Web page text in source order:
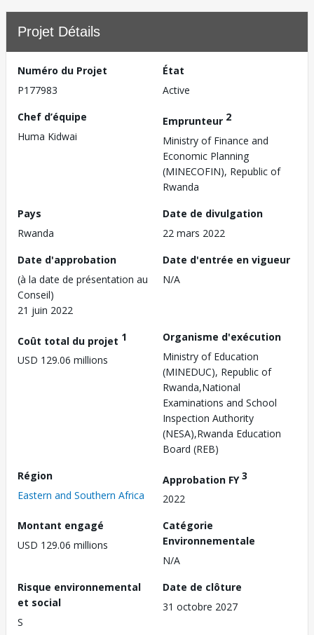
Projet Détails
Numéro du Projet
P177983
État
Active
Chef d’équipe
Huma Kidwai
Emprunteur 2
Ministry of Finance and
Economic Planning
(MINECOFIN), Republic of
Rwanda
Pays
Rwanda
Date de divulgation
22 mars 2022
Date d'approbation
(à la date de présentation au
Conseil)
21 juin 2022
Date d'entrée en vigueur
N/A
Coût total du projet 1
USD 129.06 millions
Organisme d'exécution
Ministry of Education
(MINEDUC), Republic of
Rwanda,National
Examinations and School
Inspection Authority
(NESA),Rwanda Education
Board (REB)
Région
Eastern and Southern Africa
Approbation FY3
2022
Montant engagé
USD 129.06 millions
Catégorie
Environnementale
N/A
Risque environnemental
et social
S
Date de clôture
31 octobre 2027